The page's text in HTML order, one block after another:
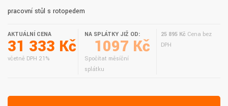
pracovní stůl s rotopedem
AKTUÁLNÍ CENA
31 333 Kč
včetně DPH 21%
NA SPLÁTKY JIŽ OD:
1097 Kč
Spočítat měsíční
splátku
25 895 Kč Cena bez
DPH